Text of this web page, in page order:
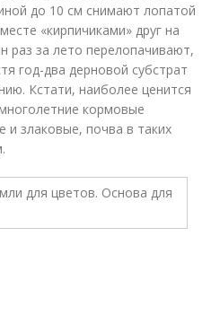
до 10 см снимают лопатой
«кирпичиками» друг на
раз за лето перелопачивают,
год-два дерновой субстрат
Кстати, наиболее ценится
кормовые
и злаковые, почва в таких